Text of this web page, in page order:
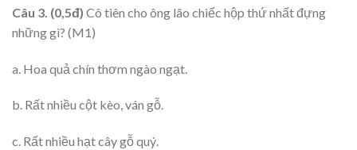
Câu 3. (0,5đ) Cô tiên cho ông lão chiếc hộp thứ nhất đựng
những gì? (M1)
a. Hoa quả chín thơm ngào ngạt.
b. Rất nhiều cột kèo, ván gỗ.
c. Rất nhiều hạt cây gỗ quý.